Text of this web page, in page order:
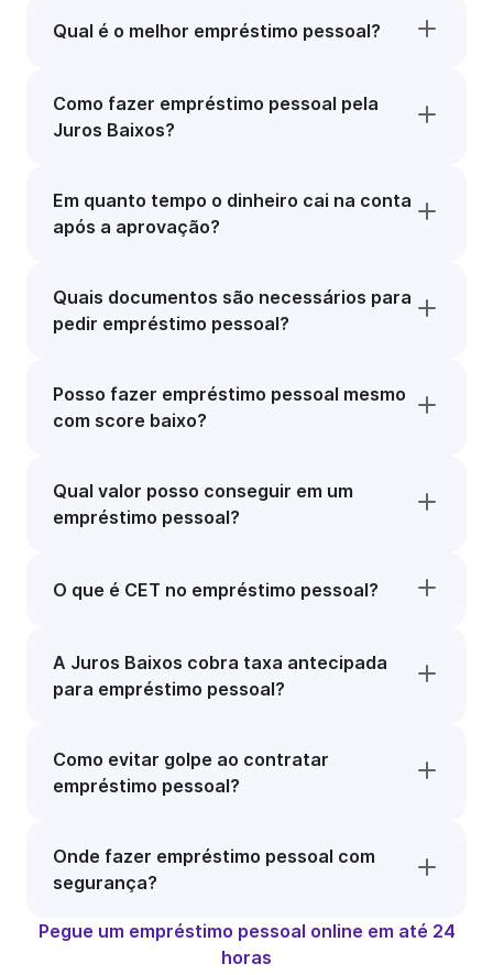
Qual é o melhor empréstimo pessoal?
Como fazer empréstimo pessoal pela
Juros Baixos?
Em quanto tempo o dinheiro cai na conta
após a aprovação?
Quais documentos são necessários para
pedir empréstimo pessoal?
Posso fazer empréstimo pessoal mesmo
com score baixo?
Qual valor posso conseguir em um
empréstimo pessoal?
O que é CET no empréstimo pessoal?
A Juros Baixos cobra taxa antecipada
para empréstimo pessoal?
Como evitar golpe ao contratar
empréstimo pessoal?
Onde fazer empréstimo pessoal com
segurança?
Pegue um empréstimo pessoal online em até 24
horas